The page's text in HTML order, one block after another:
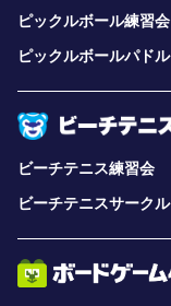
ピックルボール練習会
ピックルボールパドル
ビーチテニス練習会
ビーチテニスサークル